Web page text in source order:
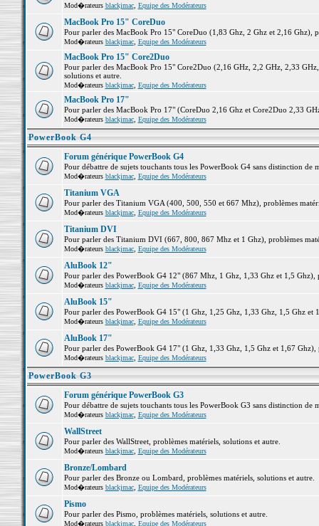
Mod�rateurs blackjmac, Equipe des Modérateurs
MacBook Pro 15" CoreDuo
Pour parler des MacBook Pro 15" CoreDuo (1,83 Ghz, 2 Ghz et 2,16 Ghz),
Mod�rateurs blackjmac, Equipe des Modérateurs
MacBook Pro 15" Core2Duo
Pour parler des MacBook Pro 15" Core2Duo (2,16 GHz, 2,2 GHz, 2,33
solutions et autre.
Mod�rateurs blackjmac, Equipe des Modérateurs
MacBook Pro 17"
Pour parler des MacBook Pro 17" (CoreDuo 2,16 Ghz et Core2Duo 2,33
Mod�rateurs blackjmac, Equipe des Modérateurs
PowerBook G4
Forum générique PowerBook G4
Pour débattre de sujets touchants tous les PowerBook G4 sans distinction de
Mod�rateurs blackjmac, Equipe des Modérateurs
Titanium VGA
Pour parler des Titanium VGA (400, 500, 550 et 667 Mhz), problèmes
Mod�rateurs blackjmac, Equipe des Modérateurs
Titanium DVI
Pour parler des Titanium DVI (667, 800, 867 Mhz et 1 Ghz), problèmes
Mod�rateurs blackjmac, Equipe des Modérateurs
AluBook 12"
Pour parler des PowerBook G4 12" (867 Mhz, 1 Ghz, 1,33 Ghz et 1,5 Ghz),
Mod�rateurs blackjmac, Equipe des Modérateurs
AluBook 15"
Pour parler des PowerBook G4 15" (1 Ghz, 1,25 Ghz, 1,33 Ghz, 1,5 Ghz et
Mod�rateurs blackjmac, Equipe des Modérateurs
AluBook 17"
Pour parler des PowerBook G4 17" (1 Ghz, 1,33 Ghz, 1,5 Ghz et 1,67 Ghz),
Mod�rateurs blackjmac, Equipe des Modérateurs
PowerBook G3
Forum générique PowerBook G3
Pour débattre de sujets touchants tous les PowerBook G3 sans distinction de
Mod�rateurs blackjmac, Equipe des Modérateurs
WallStreet
Pour parler des WallStreet, problèmes matériels, solutions et autre.
Mod�rateurs blackjmac, Equipe des Modérateurs
Bronze/Lombard
Pour parler des Bronze ou Lombard, problèmes matériels, solutions et autre.
Mod�rateurs blackjmac, Equipe des Modérateurs
Pismo
Pour parler des Pismo, problèmes matériels, solutions et autre.
Mod�rateurs blackjmac, Equipe des Modérateurs